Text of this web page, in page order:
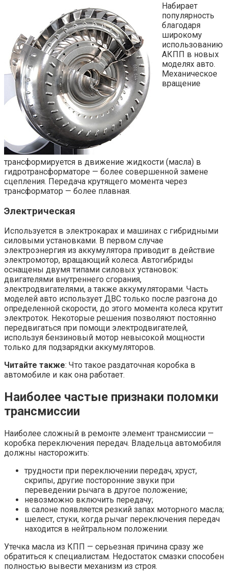
Набирает
популярность
благодаря
широкому
использованию
АКПП в новых
моделях авто.
Механическое
вращение
трансформируется в движение жидкости (масла) в
гидротрансформаторе — более совершенной замене
сцепления. Передача крутящего момента через
трансформатор — более плавная.
Электрическая
Используется в электрокарах и машинах с гибридными
силовыми установками. В первом случае
электроэнергия из аккумулятора приводит в действие
электромотор, вращающий колеса. Автогибриды
оснащены двумя типами силовых установок:
двигателями внутреннего сгорания,
электродвигателями, а также аккумуляторами. Часть
моделей авто использует ДВС только после разгона до
определенной скорости, до этого момента колеса крутит
электроток. Некоторые решения позволяют постоянно
передвигаться при помощи электродвигателей,
используя бензиновый мотор невысокой мощности
только для подзарядки аккумуляторов.
Читайте также: Что такое раздаточная коробка в
автомобиле и как она работает.
Наиболее частые признаки поломки
трансмиссии
Наиболее сложный в ремонте элемент трансмиссии —
коробка переключения передач. Владельца автомобиля
должны насторожить:
трудности при переключении передач, хруст,
скрипы, другие посторонние звуки при
переведении рычага в другое положение;
невозможно включить передачу;
в салоне появляется резкий запах моторного масла;
шелест, стуки, когда рычаг переключения передач
находится в нейтральном положении.
Утечка масла из КПП — серьезная причина сразу же
обратиться к специалистам. Недостаток смазки способен
полностью вывести механизм из строя.